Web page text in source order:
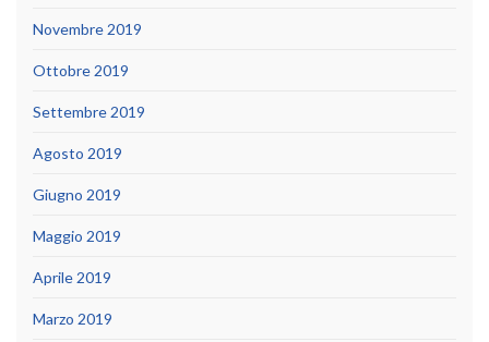
Novembre 2019
Ottobre 2019
Settembre 2019
Agosto 2019
Giugno 2019
Maggio 2019
Aprile 2019
Marzo 2019